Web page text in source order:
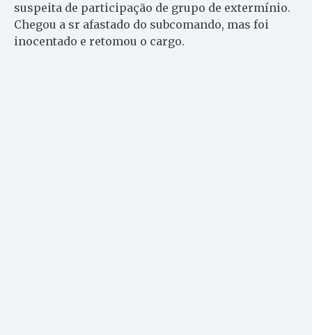
suspeita de participação de grupo de extermínio.
Chegou a sr afastado do subcomando, mas foi
inocentado e retomou o cargo.